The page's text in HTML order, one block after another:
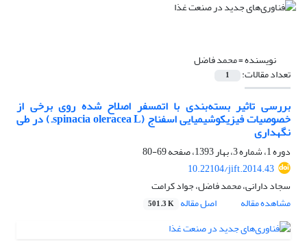
نویسنده =محمد فاضل
تعداد مقالات: 1
بررسی تاثیر بسته‌بندی با اتمسفر اصلاح شده روی برخی از
خصوصیات فیزیکوشیمیایی اسفناج (spinacia oleracea L.) در طی
نگهداری
دوره 1، شماره 3، بهار 1393، صفحه
69-80
10.22104/jift.2014.43
سجاد دارانی، محمد فاضل، جواد کرامت
مشاهده مقاله
اصل مقاله 501.3 K